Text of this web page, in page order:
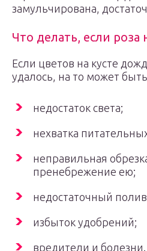
замульчирована,
Что делать, если роза
Если цветов на кусте
удалось, на то может
недостаток света;
нехватка
неправильная
пренебрежение ею;
недостаточный
избыток удобрений;
вредители и болезни.